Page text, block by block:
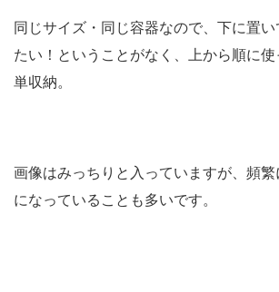
同じサイズ・同じ容器なので、下に置い
たい！ということがなく、上から順に
単収納。
画像はみっちりと入っていますが、頻
になっていることも多いです。